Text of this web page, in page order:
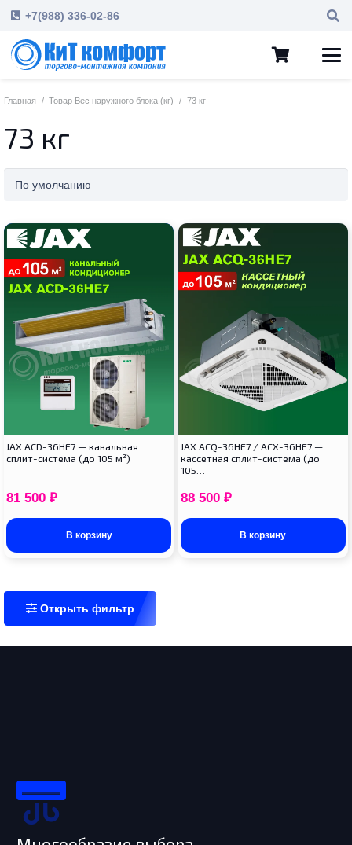
+7(988) 336-02-86
Главная / Товар Вес наружного блока (кг) / 73 кг
73 кг
JAX ACD-36HE7 — канальная
сплит-система (до 105 м²)
81 500 ₽
В корзину
JAX ACQ-36HE7 / ACX-36HE7 —
кассетная сплит-система (до
105…
88 500 ₽
В корзину
Открыть фильтр